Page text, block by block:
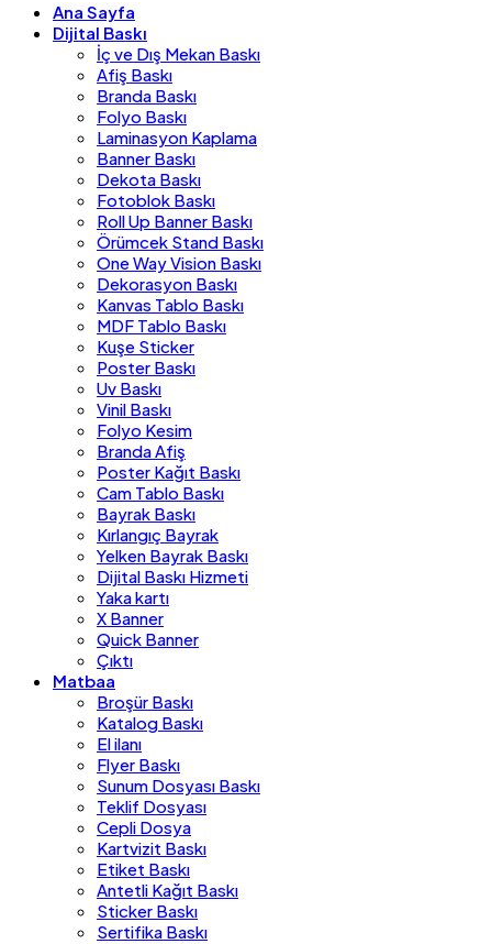
Ana Sayfa
Dijital Baskı
İç ve Dış Mekan Baskı
Afiş Baskı
Branda Baskı
Folyo Baskı
Laminasyon Kaplama
Banner Baskı
Dekota Baskı
Fotoblok Baskı
Roll Up Banner Baskı
Örümcek Stand Baskı
One Way Vision Baskı
Dekorasyon Baskı
Kanvas Tablo Baskı
MDF Tablo Baskı
Kuşe Sticker
Poster Baskı
Uv Baskı
Vinil Baskı
Folyo Kesim
Branda Afiş
Poster Kağıt Baskı
Cam Tablo Baskı
Bayrak Baskı
Kırlangıç Bayrak
Yelken Bayrak Baskı
Dijital Baskı Hizmeti
Yaka kartı
X Banner
Quick Banner
Çıktı
Matbaa
Broşür Baskı
Katalog Baskı
El ilanı
Flyer Baskı
Sunum Dosyası Baskı
Teklif Dosyası
Cepli Dosya
Kartvizit Baskı
Etiket Baskı
Antetli Kağıt Baskı
Sticker Baskı
Sertifika Baskı